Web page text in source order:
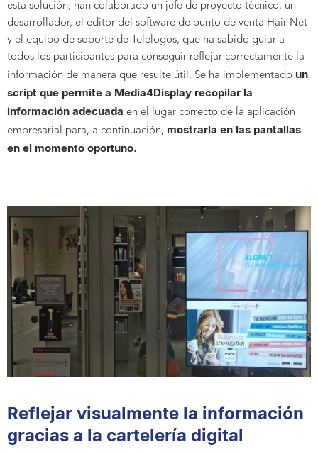
esta solución, han colaborado un jefe de proyecto técnico, un
desarrollador, el editor del software de punto de venta Hair Net
y el equipo de soporte de Telelogos, que ha sabido guiar a
todos los participantes para conseguir reflejar correctamente la
información de manera que resulte útil. Se ha implementado un
script que permite a Media4Display recopilar la
información adecuada en el lugar correcto de la aplicación
empresarial para, a continuación, mostrarla en las pantallas
en el momento oportuno.
Reflejar visualmente la información
gracias a la cartelería digital